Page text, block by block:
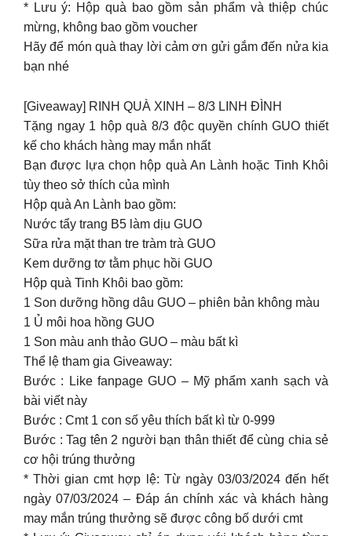
* Lưu ý: Hộp quà bao gồm sản phẩm và thiệp chúc
mừng, không bao gồm voucher
Hãy để món quà thay lời cảm ơn gửi gắm đến nửa kia
bạn nhé
[Giveaway] RINH QUÀ XINH – 8/3 LINH ĐÌNH
Tặng ngay 1 hộp quà 8/3 độc quyền chính GUO thiết
kế cho khách hàng may mắn nhất
Bạn được lựa chọn hộp quà An Lành hoặc Tinh Khôi
tùy theo sở thích của mình
Hộp quà An Lành bao gồm:
Nước tẩy trang B5 làm dịu GUO
Sữa rửa mặt than tre tràm trà GUO
Kem dưỡng tơ tằm phục hồi GUO
Hộp quà Tinh Khôi bao gồm:
1 Son dưỡng hồng dâu GUO – phiên bản không màu
1 Ủ môi hoa hồng GUO
1 Son màu anh thảo GUO – màu bất kì
Thể lệ tham gia Giveaway:
Bước : Like fanpage GUO – Mỹ phẩm xanh sạch và
bài viết này
Bước : Cmt 1 con số yêu thích bất kì từ 0-999
Bước : Tag tên 2 người bạn thân thiết để cùng chia sẻ
cơ hội trúng thưởng
* Thời gian cmt hợp lệ: Từ ngày 03/03/2024 đến hết
ngày 07/03/2024 – Đáp án chính xác và khách hàng
may mắn trúng thưởng sẽ được công bố dưới cmt